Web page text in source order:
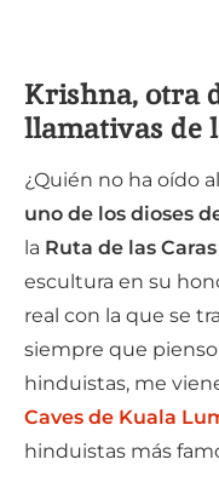
Krishna, otra
llamativas de
¿Quién no ha oído
uno de los dioses
la Ruta de las
escultura en su
real con la que se
siempre que
hinduistas, me
Caves de Kuala
hinduistas más